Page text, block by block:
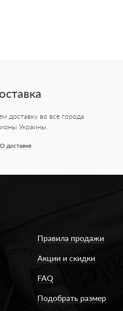
доставку во все города
Украины.
О доставке
Правила продажи
Акции и скидки
FAQ
Подобрать размер